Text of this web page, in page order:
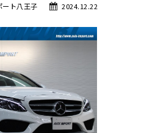
2024.12.22
ート八王子